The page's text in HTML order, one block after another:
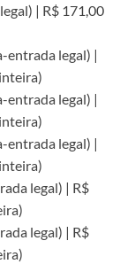
| R$ 171,00
entrada legal) |
entrada legal) |
entrada legal) |
legal) | R$
legal) | R$